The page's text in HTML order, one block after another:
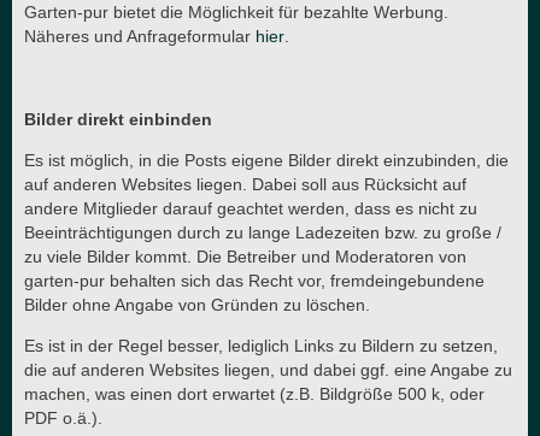
Garten-pur bietet die Möglichkeit für bezahlte Werbung.
Näheres und Anfrageformular hier
Bilder direkt einbinden
Es ist möglich, in die Posts eigene Bilder direkt einzubinden, die
auf anderen Websites liegen. Dabei soll aus Rücksicht auf
andere Mitglieder darauf geachtet werden, dass es nicht zu
Beeinträchtigungen durch zu lange Ladezeiten bzw. zu große /
zu viele Bilder kommt. Die Betreiber und Moderatoren von
garten-pur behalten sich das Recht vor, fremdeingebundene
Bilder ohne Angabe von Gründen zu löschen.
Es ist in der Regel besser, lediglich Links zu Bildern zu setzen,
die auf anderen Websites liegen, und dabei ggf. eine Angabe zu
machen, was einen dort erwartet (z.B. Bildgröße 500 k, oder
PDF o.ä.).